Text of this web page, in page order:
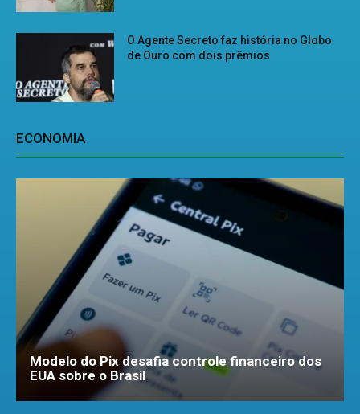
O Agente Secreto faz história no Globo
de Ouro com dois prêmios
ECONOMIA
Modelo do Pix desafia controle financeiro dos
EUA sobre o Brasil